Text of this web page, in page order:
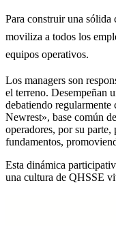
Para construir una
moviliza a todos los
equipos operativos.
Los managers son
el terreno. Desempeñan
debatiendo regularmente
Newrest», base común
operadores, por su parte,
fundamentos,
Esta dinámica
una cultura de QHSSE